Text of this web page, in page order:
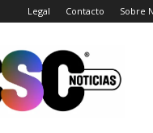
Legal Contacto Sobre